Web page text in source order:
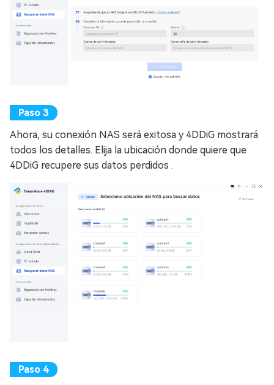
Ahora, su conexión NAS será exitosa y 4DDiG mostrará
todos los detalles. Elija la ubicación donde quiere que
4DDiG recupere sus datos perdidos .